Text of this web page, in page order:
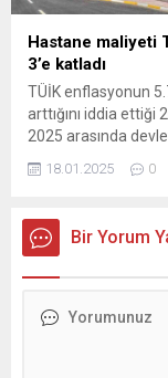
Hastane maliyeti
3’e katladı
TÜİK enflasyonun
arttığını iddia ettiği
2025 arasında
hastane inşaat
maliyeti 17 kata
hastanenin maliyeti 5
104.7 milyar lira
18.01.2025 0
Bir Yorum